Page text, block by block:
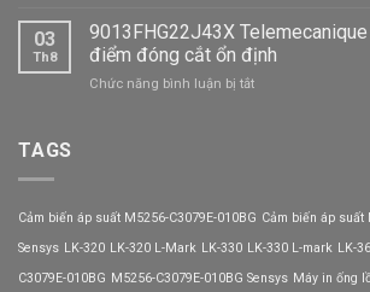
CX301-
320-
3
VEICHI
động
mềm
CX301-
008-
thế
tần
03
Th8
9013FHG22J43X
điểm đóng cắt ổn định
Chức năng bình luận bị tắtở
điểm
đóng
ổn
TAGS
Cảm biến áp suất M5256-C3079E-010BG Cảm biến áp suất
Sensys LK-320 LK-320 L-Mark LK-330 LK-330 L-mark LK-
C3079E-010BG M5256-C3079E-010BG Sensys Máy in ống